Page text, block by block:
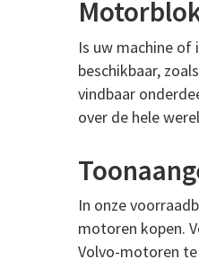
Is uw machine
beschikbaar,
vindbaar
over de hele
In onze
motoren kopen.
Volvo-motoren